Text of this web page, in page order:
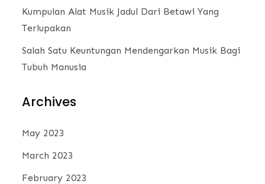
Kumpulan Alat Musik Jadul Dari Betawi Yang
Terlupakan
Salah Satu Keuntungan Mendengarkan Musik Bagi
Tubuh Manusia
Archives
May 2023
March 2023
February 2023